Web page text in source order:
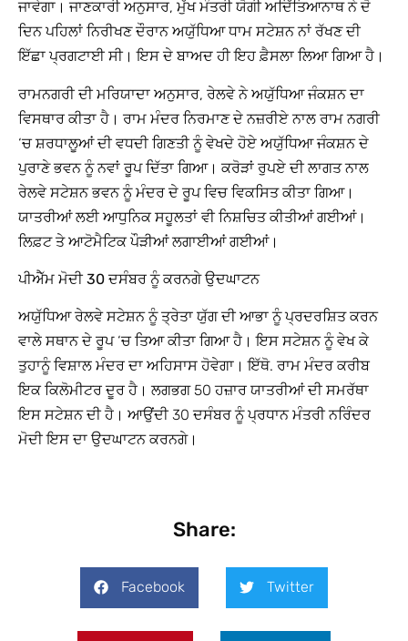
ਜਾਵੇਗਾ। ਜਾਣਕਾਰੀ ਅਨੁਸਾਰ, ਮੁੱਖ ਮੰਤਰੀ ਯੋਗੀ ਅਦਿੱਤਿਆਨਾਥ ਨੇ ਦੋ
ਦਿਨ ਪਹਿਲਾਂ ਨਿਰੀਖਣ ਦੌਰਾਨ ਅਯੁੱਧਿਆ ਧਾਮ ਸਟੇਸ਼ਨ ਨਾਂ ਰੱਖਣ ਦੀ
ਇੱਛਾ ਪ੍ਰਗਟਾਈ ਸੀ। ਇਸ ਦੇ ਬਾਅਦ ਹੀ ਇਹ ਫ਼ੈਸਲਾ ਲਿਆ ਗਿਆ ਹੈ।
ਰਾਮਨਗਰੀ ਦੀ ਮਰਿਯਾਦਾ ਅਨੁਸਾਰ, ਰੇਲਵੇ ਨੇ ਅਯੁੱਧਿਆ ਜੰਕਸ਼ਨ ਦਾ
ਵਿਸਥਾਰ ਕੀਤਾ ਹੈ। ਰਾਮ ਮੰਦਰ ਨਿਰਮਾਣ ਦੇ ਨਜ਼ਰੀਏ ਨਾਲ ਰਾਮ ਨਗਰੀ
‘ਚ ਸ਼ਰਧਾਲੂਆਂ ਦੀ ਵਧਦੀ ਗਿਣਤੀ ਨੂੰ ਵੇਖਦੇ ਹੋਏ ਅਯੁੱਧਿਆ ਜੰਕਸ਼ਨ ਦੇ
ਪੁਰਾਣੇ ਭਵਨ ਨੂੰ ਨਵਾਂ ਰੂਪ ਦਿੱਤਾ ਗਿਆ। ਕਰੋੜਾਂ ਰੁਪਏ ਦੀ ਲਾਗਤ ਨਾਲ
ਰੇਲਵੇ ਸਟੇਸ਼ਨ ਭਵਨ ਨੂੰ ਮੰਦਰ ਦੇ ਰੂਪ ਵਿਚ ਵਿਕਸਿਤ ਕੀਤਾ ਗਿਆ।
ਯਾਤਰੀਆਂ ਲਈ ਆਧੁਨਿਕ ਸਹੂਲਤਾਂ ਵੀ ਨਿਸ਼ਚਿਤ ਕੀਤੀਆਂ ਗਈਆਂ।
ਲਿਫ਼ਟ ਤੇ ਆਟੋਮੈਟਿਕ ਪੌੜੀਆਂ ਲਗਾਈਆਂ ਗਈਆਂ।
ਪੀਐੱਮ ਮੋਦੀ 30 ਦਸੰਬਰ ਨੂੰ ਕਰਨਗੇ ਉਦਘਾਟਨ
ਅਯੁੱਧਿਆ ਰੇਲਵੇ ਸਟੇਸ਼ਨ ਨੂੰ ਤ੍ਰੇਤਾ ਯੁੱਗ ਦੀ ਆਭਾ ਨੂੰ ਪ੍ਰਦਰਸ਼ਿਤ ਕਰਨ
ਵਾਲੇ ਸਥਾਨ ਦੇ ਰੂਪ ‘ਚ ਤਿਆ ਕੀਤਾ ਗਿਆ ਹੈ। ਇਸ ਸਟੇਸ਼ਨ ਨੂੰ ਵੇਖ ਕੇ
ਤੁਹਾਨੂੰ ਵਿਸ਼ਾਲ ਮੰਦਰ ਦਾ ਅਹਿਸਾਸ ਹੋਵੇਗਾ। ਇੱਥੋ. ਰਾਮ ਮੰਦਰ ਕਰੀਬ
ਇਕ ਕਿਲੋਮੀਟਰ ਦੂਰ ਹੈ। ਲਗਭਗ 50 ਹਜ਼ਾਰ ਯਾਤਰੀਆਂ ਦੀ ਸਮਰੱਥਾ
ਇਸ ਸਟੇਸ਼ਨ ਦੀ ਹੈ। ਆਉਂਦੀ 30 ਦਸੰਬਰ ਨੂੰ ਪ੍ਰਧਾਨ ਮੰਤਰੀ ਨਰਿੰਦਰ
ਮੋਦੀ ਇਸ ਦਾ ਉਦਘਾਟਨ ਕਰਨਗੇ।
Share:
Facebook Twitter